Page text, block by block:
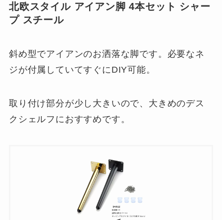
北欧スタイル アイアン脚 4本セット シャー
プ スチール
斜め型でアイアンのお洒落な脚です。必要なネ
ジが付属していてすぐにDIY可能。
取り付け部分が少し大きいので、大きめのデス
クシェルフにおすすめです。